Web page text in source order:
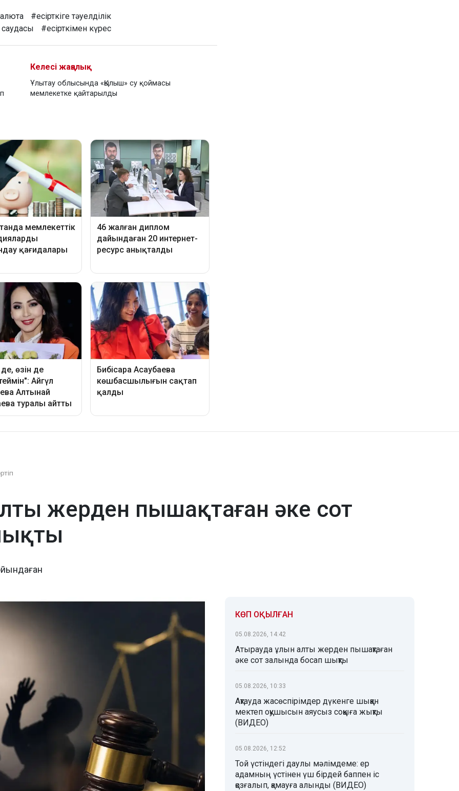
#есірткіге тәуелділік
саудасы
#есірткімен күрес
Келесі жаңалық
Ұлытау облысында «Қылыш» су қоймасы
мемлекетке қайтарылды
жерден пышақтаған әке сот
КӨП ОҚЫЛҒАН
05.08.2026, 14:42
Атырауда ұлын алты жерден пышақтаған
әке сот залында босап шықты
05.08.2026, 10:33
Ақтауда жасөспірімдер дүкенге шыққан
мектеп оқушысын аяусыз соққыға жықты
(ВИДЕО)
05.08.2026, 12:52
Той үстіндегі даулы мәлімдеме: ер
адамның үстінен үш бірдей баппен іс
қозғалып, қамауға алынды (ВИДЕО)